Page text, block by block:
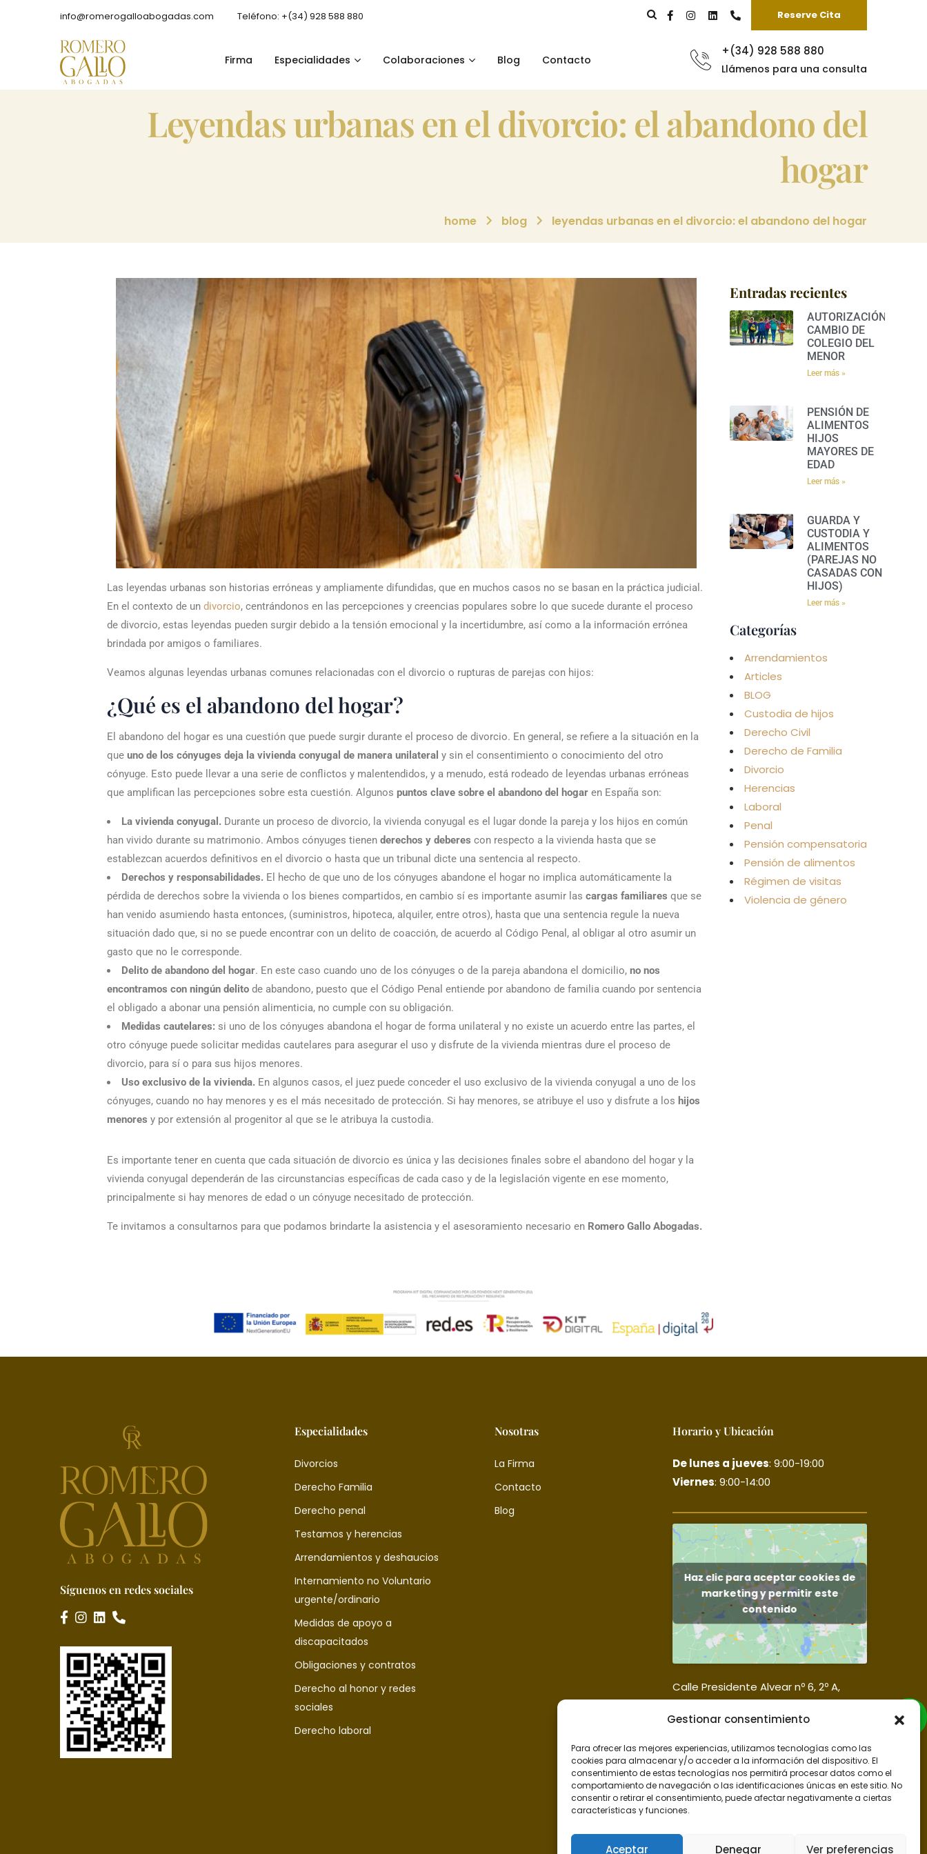
Gestionar consentimiento
Para ofrecer las mejores experiencias, utilizamos tecnologías como las
cookies para almacenar y/o acceder a la información del dispositivo. El
consentimiento de estas tecnologías nos permitirá procesar datos como el
comportamiento de navegación o las identificaciones únicas en este sitio. No
consentir o retirar el consentimiento, puede afectar negativamente a ciertas
características y funciones.
Aceptar Denegar Ver preferencias
info@romerogalloabogadas.com Teléfono: +(34) 928 588 880 Reserve Cita
Firma Especialidades Colaboraciones Blog Contacto
+(34) 928 588 880
Llámenos para una consulta
leyendas urbanas en el divorcio: el abandono del
hogar
home blog leyendas urbanas en el divorcio: el abandono del hogar
Las leyendas urbanas son historias erróneas y ampliamente difundidas, que en muchos casos no se basan en la práctica judicial.
En el contexto de un divorcio, centrándonos en las percepciones y creencias populares sobre lo que sucede durante el proceso
de divorcio, estas leyendas pueden surgir debido a la tensión emocional y la incertidumbre, así como a la información errónea
brindada por amigos o familiares.
Veamos algunas leyendas urbanas comunes relacionadas con el divorcio o rupturas de parejas con hijos:
¿Qué es el abandono del hogar?
El abandono del hogar es una cuestión que puede surgir durante el proceso de divorcio. En general, se refiere a la situación en la
que uno de los cónyuges deja la vivienda conyugal de manera unilateral y sin el consentimiento o conocimiento del otro
cónyuge. Esto puede llevar a una serie de conflictos y malentendidos, y a menudo, está rodeado de leyendas urbanas erróneas
que amplifican las percepciones sobre esta cuestión. Algunos puntos clave sobre el abandono del hogar en España son:
La vivienda conyugal. Durante un proceso de divorcio, la vivienda conyugal es el lugar donde la pareja y los hijos en común
han vivido durante su matrimonio. Ambos cónyuges tienen derechos y deberes con respecto a la vivienda hasta que se
establezcan acuerdos definitivos en el divorcio o hasta que un tribunal dicte una sentencia al respecto.
Derechos y responsabilidades. El hecho de que uno de los cónyuges abandone el hogar no implica automáticamente la
pérdida de derechos sobre la vivienda o los bienes compartidos, en cambio sí es importante asumir las cargas familiares que se
han venido asumiendo hasta entonces, (suministros, hipoteca, alquiler, entre otros), hasta que una sentencia regule la nueva
situación dado que, si no se puede encontrar con un delito de coacción, de acuerdo al Código Penal, al obligar al otro asumir un
gasto que no le corresponde.
Delito de abandono del hogar. En este caso cuando uno de los cónyuges o de la pareja abandona el domicilio, no nos
encontramos con ningún delito de abandono, puesto que el Código Penal entiende por abandono de familia cuando por sentencia
el obligado a abonar una pensión alimenticia, no cumple con su obligación.
Medidas cautelares: si uno de los cónyuges abandona el hogar de forma unilateral y no existe un acuerdo entre las partes, el
otro cónyuge puede solicitar medidas cautelares para asegurar el uso y disfrute de la vivienda mientras dure el proceso de
divorcio, para sí o para sus hijos menores.
Uso exclusivo de la vivienda. En algunos casos, el juez puede conceder el uso exclusivo de la vivienda conyugal a uno de los
cónyuges, cuando no hay menores y es el más necesitado de protección. Si hay menores, se atribuye el uso y disfrute a los hijos
menores y por extensión al progenitor al que se le atribuya la custodia.
Es importante tener en cuenta que cada situación de divorcio es única y las decisiones finales sobre el abandono del hogar y la
vivienda conyugal dependerán de las circunstancias específicas de cada caso y de la legislación vigente en ese momento,
principalmente si hay menores de edad o un cónyuge necesitado de protección.
Te invitamos a consultarnos para que podamos brindarte la asistencia y el asesoramiento necesario en Romero Gallo Abogadas.
Entradas recientes
AUTORIZACIÓN
CAMBIO DE
COLEGIO DEL
MENOR
Leer más »
PENSIÓN DE
ALIMENTOS
HIJOS
MAYORES DE
EDAD
Leer más »
GUARDA Y
CUSTODIA Y
ALIMENTOS
(PAREJAS NO
CASADAS CON
HIJOS)
Leer más »
Categorías
Arrendamientos
Articles
BLOG
Custodia de hijos
Derecho Civil
Derecho de Familia
Divorcio
Herencias
Laboral
Penal
Pensión compensatoria
Pensión de alimentos
Régimen de visitas
Violencia de género
Síguenos en redes sociales
Especialidades
Divorcios
Derecho Familia
Derecho penal
Testamos y herencias
Arrendamientos y deshaucios
Internamiento no Voluntario
urgente/ordinario
Medidas de apoyo a
discapacitados
Obligaciones y contratos
Derecho al honor y redes
sociales
Derecho laboral
Nosotras
La Firma
Contacto
Blog
Horario y Ubicación
De lunes a jueves: 9:00-19:00
Viernes: 9:00-14:00
Haz clic para aceptar cookies de
marketing y permitir este
contenido
Calle Presidente Alvear nº 6, 2º A,